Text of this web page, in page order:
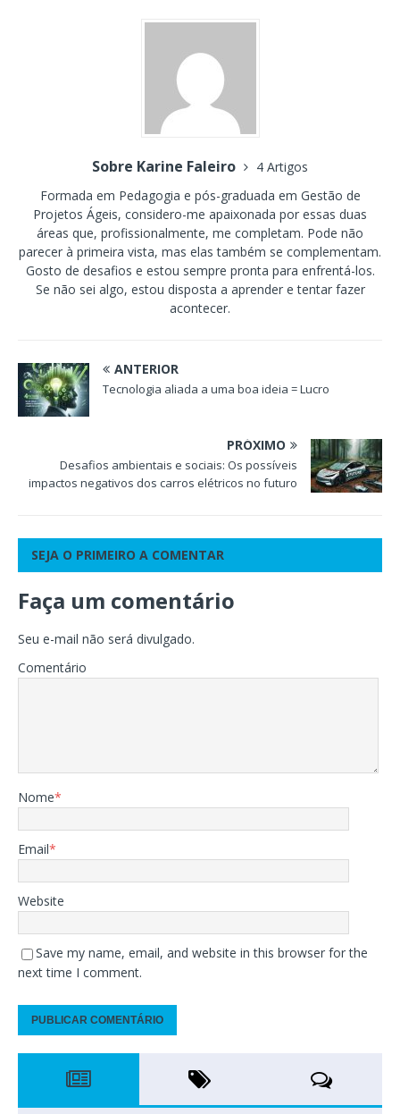
Sobre Karine Faleiro
4 Artigos
Formada em Pedagogia e pós-graduada em Gestão de
Projetos Ágeis, considero-me apaixonada por essas duas
áreas que, profissionalmente, me completam. Pode não
parecer à primeira vista, mas elas também se complementam.
Gosto de desafios e estou sempre pronta para enfrentá-los.
Se não sei algo, estou disposta a aprender e tentar fazer
acontecer.
ANTERIOR
Tecnologia aliada a uma boa ideia = Lucro
PRÓXIMO
Desafios ambientais e sociais: Os possíveis
impactos negativos dos carros elétricos no futuro
SEJA O PRIMEIRO A COMENTAR
Faça um comentário
Seu e-mail não será divulgado.
Comentário
Nome*
Email*
Website
Save my name, email, and website in this browser for the
next time I comment.